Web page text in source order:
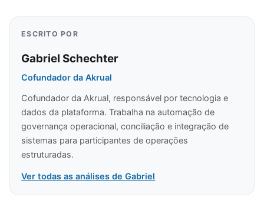
ESCRITO POR
Gabriel Schechter
Cofundador da Akrual
Cofundador da Akrual, responsável por tecnologia e
dados da plataforma. Trabalha na automação de
governança operacional, conciliação e integração de
sistemas para participantes de operações
estruturadas.
Ver todas as análises de Gabriel